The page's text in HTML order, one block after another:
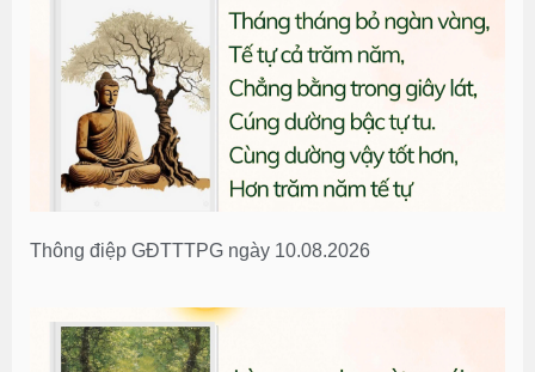
Thông điệp GĐTTTPG ngày 10.08.2026